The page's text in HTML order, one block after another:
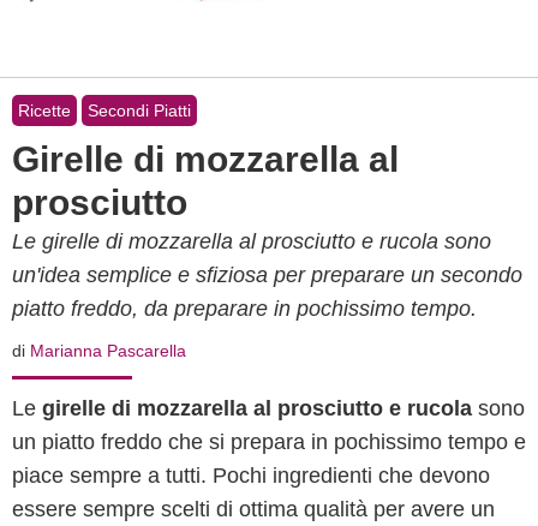
Ricette Secondi Piatti
Girelle di mozzarella al
prosciutto
Le girelle di mozzarella al prosciutto e rucola sono
un'idea semplice e sfiziosa per preparare un secondo
piatto freddo, da preparare in pochissimo tempo.
di Marianna Pascarella
Le girelle di mozzarella al prosciutto e rucola sono
un piatto freddo che si prepara in pochissimo tempo e
piace sempre a tutti. Pochi ingredienti che devono
essere sempre scelti di ottima qualità per avere un